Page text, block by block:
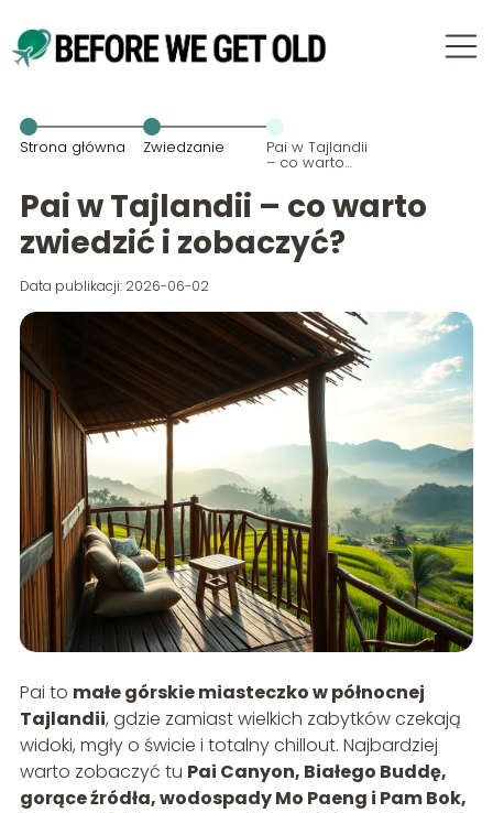
Strona główna Zwiedzanie Pai w Tajlandii
– co warto
Pai w Tajlandii – co warto
zwiedzić i zobaczyć?
Data publikacji: 2026-06-02
Pai to małe górskie miasteczko w północnej
Tajlandii, gdzie zamiast wielkich zabytków czekają
widoki, mgły o świcie i totalny chillout. Najbardziej
warto zobaczyć tu Pai Canyon, Białego Buddę,
gorące źródła, wodospady Mo Paeng i Pam Bok,